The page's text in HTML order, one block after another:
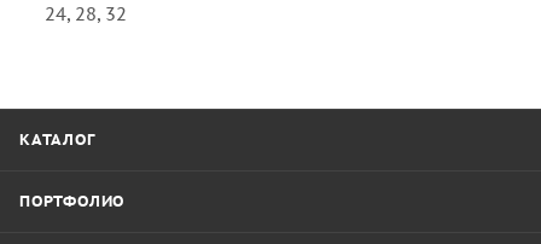
24, 28, 32
КАТАЛОГ
ПОРТФОЛИО